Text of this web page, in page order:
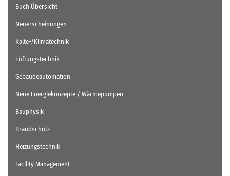
Buch Übersicht
Neuerscheinungen
Kälte-/Klimatechnik
Lüftungstechnik
Gebäudeautomation
Neue Energiekonzepte / Wärmepumpen
Bauphysik
Brandschutz
Heizungstechnik
Facility Management